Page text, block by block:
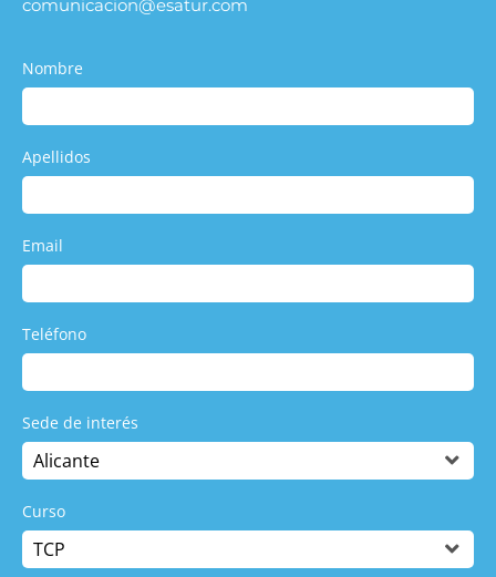
comunicacion@esatur.com
Nombre
Apellidos
Email
Teléfono
Sede de interés
Curso